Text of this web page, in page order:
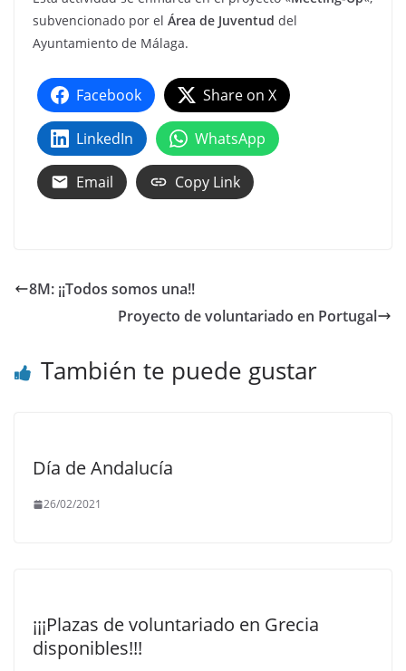
subvencionado por el Área de Juventud del
Ayuntamiento de Málaga.
Facebook Share on X
LinkedIn WhatsApp
Email Copy Link
8M: ¡¡Todos somos una!!
Proyecto de voluntariado en Portugal
También te puede gustar
Día de Andalucía
26/02/2021
¡¡¡Plazas de voluntariado en Grecia
disponibles!!!